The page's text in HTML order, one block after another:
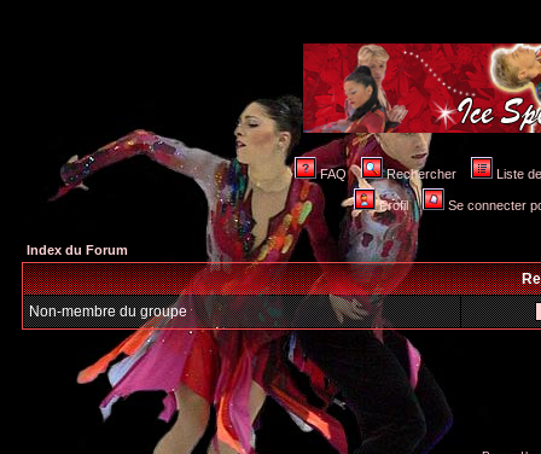
FAQ Rechercher Liste
Profil Se connecter
Index du Forum
Non-membre du groupe